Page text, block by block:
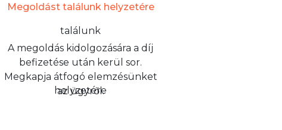
Megoldást találunk helyzetére
A megoldás kidolgozására a díj
befizetése után kerül sor.
Megkapja átfogó elemzésünket
az ügyről.